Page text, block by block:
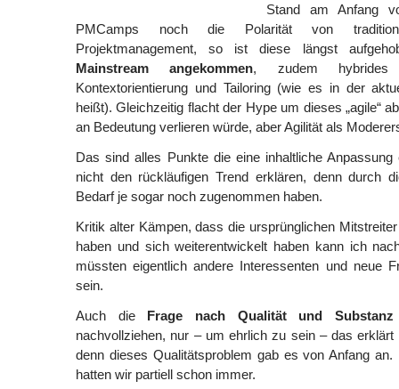
Stand am Anfang
PMCamps noch die Polarität von
Projektmanagement, so ist diese längst
Mainstream angekommen, zudem hybrides
Kontextorientierung und Tailoring (wie es in der
heißt). Gleichzeitig flacht der Hype um dieses „agile“
an Bedeutung verlieren würde, aber Agilität als
Das sind alles Punkte die eine inhaltliche
nicht den rückläufigen Trend erklären, denn durch
Bedarf je sogar noch zugenommen haben.
Kritik alter Kämpen, dass die ursprünglichen
haben und sich weiterentwickelt haben kann ich
müssten eigentlich andere Interessenten und neue
sein.
Auch die
Frage nach Qualität und Substanz
nachvollziehen, nur – um ehrlich zu sein – das erklärt
denn dieses Qualitätsproblem gab es von Anfang an.
hatten wir partiell schon immer.